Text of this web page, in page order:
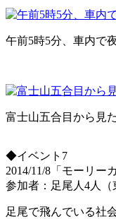
午前5時5分、車内で
富士山五合目から見
◆イベント7
2014/11/8「モーリー
参加者：足尾人4人（
足尾で飛んでいる社